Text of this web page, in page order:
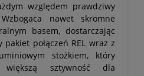
względem prawdziwy
nawet skromne
basem, dostarczając
połączeń REL wraz z
stożkiem, który
większą sztywność dla